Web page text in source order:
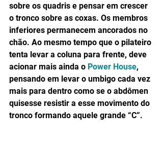
sobre os quadris e pensar em crescer
o tronco sobre as coxas. Os membros
inferiores permanecem ancorados no
chão. Ao mesmo tempo que o pilateiro
tenta levar a coluna para frente, deve
acionar mais ainda o Power House,
pensando em levar o umbigo cada vez
mais para dentro como se o abdômen
quisesse resistir a esse movimento do
tronco formando aquele grande “C”.